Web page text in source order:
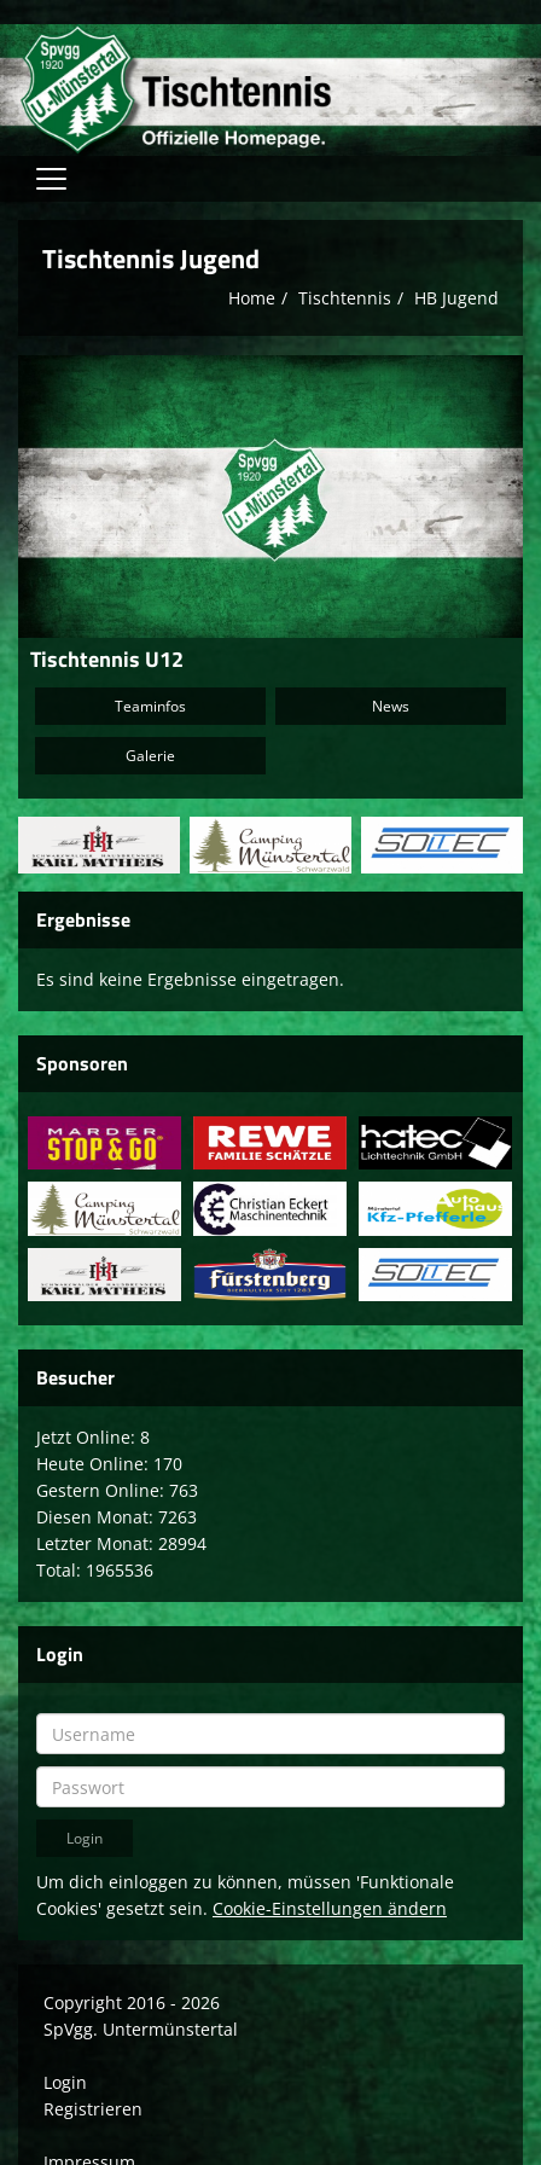
Verein
Tischtennis
Hallensport
Schach
FAM
Sponsoren
Social media
Mitglied werden
Tischtennis Jugend
Home Tischtennis HB Jugend
Tischtennis U12
Teaminfos News
Galerie
Ergebnisse
Es sind keine Ergebnisse eingetragen.
Sponsoren
Besucher
Jetzt Online: 8
Heute Online: 170
Gestern Online: 763
Diesen Monat: 7263
Letzter Monat: 28994
Total: 1965536
Login
Um dich einloggen zu können, müssen 'Funktionale
Cookies' gesetzt sein. Cookie-Einstellungen ändern
Copyright 2016 - 2026
SpVgg. Untermünstertal
Login
Registrieren